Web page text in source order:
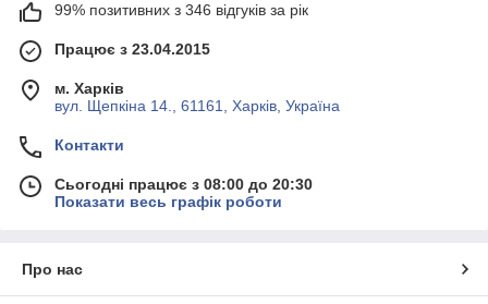
99% позитивних з 346 відгуків за рік
Працює з 23.04.2015
м. Харків
вул. Щепкіна 14., 61161, Харків, Україна
Контакти
Сьогодні працює з 08:00 до 20:30
Показати весь графік роботи
Про нас